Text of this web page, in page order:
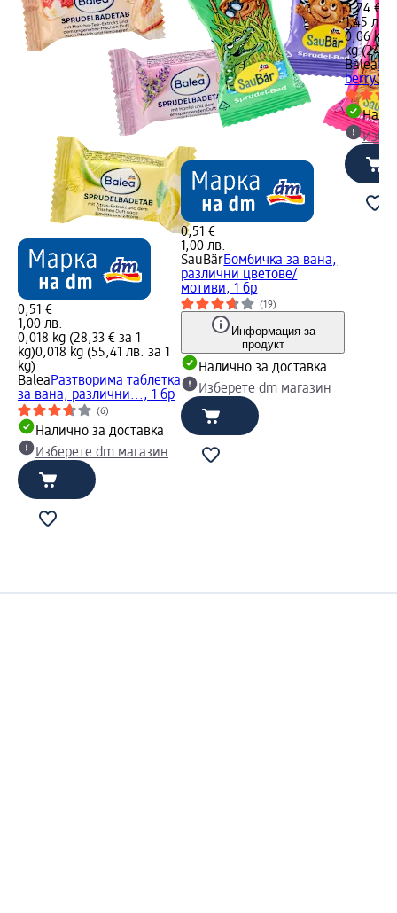
0,51 €
1,00 лв.
0,018 kg (28,33 € за 1
kg)0,018 kg (55,41 лв. за 1
kg)
BaleaРазтворима таблетка
за вана, различни..., 1 бр
(6)
Налично за доставка
Изберете dm магазин
0,51 €
1,00 лв.
SauBärБомбичка за вана,
различни цветове/
мотиви, 1 бр
(19)
Информация за
продукт
Налично за доставка
Изберете dm магазин
0,74 €
1,45 лв.
0,06 kg
kg
Balea
berry